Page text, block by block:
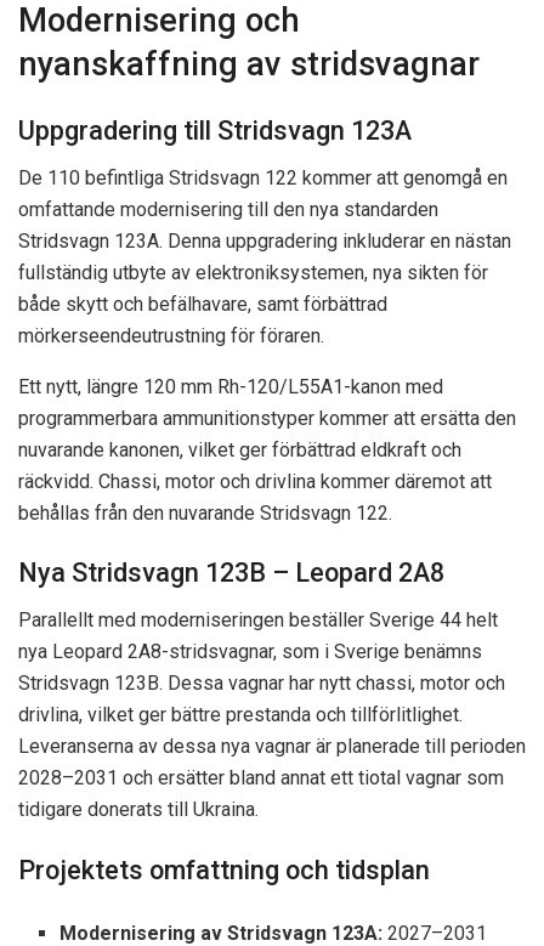
Modernisering och
nyanskaffning av stridsvagnar
Uppgradering till Stridsvagn 123A
De 110 befintliga Stridsvagn 122 kommer att genomgå en
omfattande modernisering till den nya standarden
Stridsvagn 123A. Denna uppgradering inkluderar en nästan
fullständig utbyte av elektroniksystemen, nya sikten för
både skytt och befälhavare, samt förbättrad
mörkerseendeutrustning för föraren.
Ett nytt, längre 120 mm Rh-120/L55A1-kanon med
programmerbara ammunitionstyper kommer att ersätta den
nuvarande kanonen, vilket ger förbättrad eldkraft och
räckvidd. Chassi, motor och drivlina kommer däremot att
behållas från den nuvarande Stridsvagn 122.
Nya Stridsvagn 123B – Leopard 2A8
Parallellt med moderniseringen beställer Sverige 44 helt
nya Leopard 2A8-stridsvagnar, som i Sverige benämns
Stridsvagn 123B. Dessa vagnar har nytt chassi, motor och
drivlina, vilket ger bättre prestanda och tillförlitlighet.
Leveranserna av dessa nya vagnar är planerade till perioden
2028–2031 och ersätter bland annat ett tiotal vagnar som
tidigare donerats till Ukraina.
Projektets omfattning och tidsplan
Modernisering av Stridsvagn 123A: 2027–2031